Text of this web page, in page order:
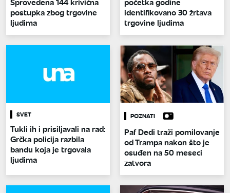
postupka zbog trgovine
ljudima
identifikovano 30 žrtava
trgovine ljudima
SVET
Tukli ih i prisiljavali na rad:
Grčka policija razbila
bandu koja je trgovala
ljudima
POZNATI
Paf Dedi traži pomilovanje
od Trampa nakon što je
osuđen na 50 meseci
zatvora